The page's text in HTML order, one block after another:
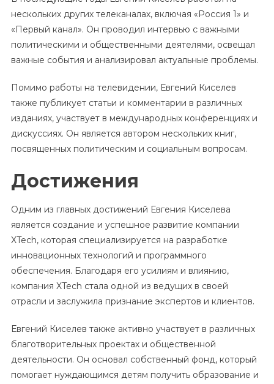
нескольких других телеканалах, включая «Россия 1» и
«Первый канал». Он проводил интервью с важными
политическими и общественными деятелями, освещал
важные события и анализировал актуальные проблемы.
Помимо работы на телевидении, Евгений Киселев
также публикует статьи и комментарии в различных
изданиях, участвует в международных конференциях и
дискуссиях. Он является автором нескольких книг,
посвященных политическим и социальным вопросам.
Достижения
Одним из главных достижений Евгения Киселева
является создание и успешное развитие компании
XTech, которая специализируется на разработке
инновационных технологий и программного
обеспечения. Благодаря его усилиям и влиянию,
компания XTech стала одной из ведущих в своей
отрасли и заслужила признание экспертов и клиентов.
Евгений Киселев также активно участвует в различных
благотворительных проектах и общественной
деятельности. Он основал собственный фонд, который
помогает нуждающимся детям получить образование и